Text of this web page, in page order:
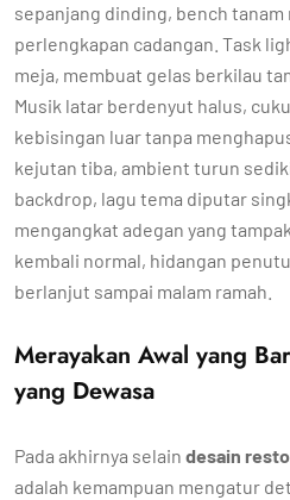
sepanjang dinding, bench
perlengkapan cadangan. Task
meja, membuat gelas berkilau
Musik latar berdenyut halus,
kebisingan luar tanpa
kejutan tiba, ambient turun
backdrop, lagu tema diputar
mengangkat adegan yang
kembali normal, hidangan
berlanjut sampai malam ramah.
Merayakan Awal yang
yang Dewasa
Pada akhirnya selain desain
adalah kemampuan mengatur